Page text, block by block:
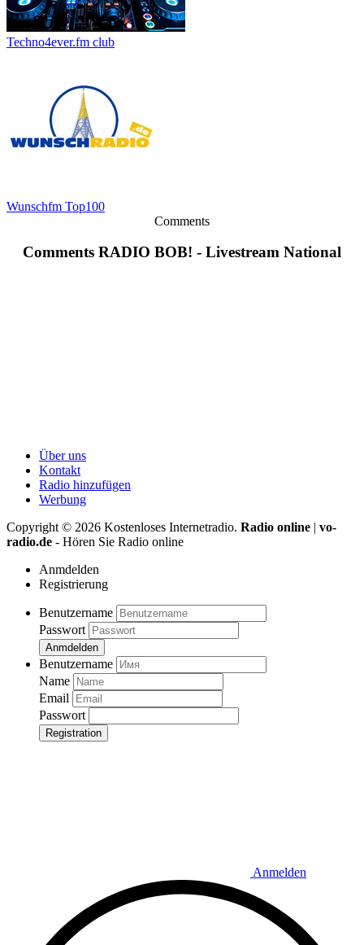
Techno4ever.fm club
Wunschfm Top100
Comments
Comments RADIO BOB! - Livestream National
Über uns
Kontakt
Radio hinzufügen
Werbung
Copyright © 2026 Kostenloses Internetradio. Radio online | vo-
radio.de - Hören Sie Radio online
Anmdelden
Registrierung
Benutzername
Passwort
Anmdelden
Benutzername
Name
Email
Passwort
Registration
Anmelden